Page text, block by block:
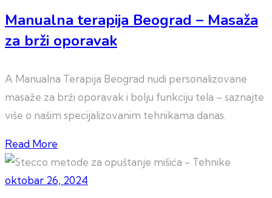
Manualna terapija Beograd – Masaža
za brži oporavak
A Manualna Terapija Beograd nudi personalizovane
masaže za brži oporavak i bolju funkciju tela – saznajte
više o našim specijalizovanim tehnikama danas.
Read More
oktobar 26, 2024